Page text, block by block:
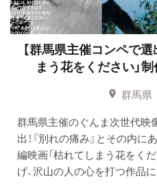
【群馬県主催コンペで選
まう花をください」
群馬県
群馬県主催のぐんま次世代映
出！『別れの痛み』とその内に
編映画「枯れてしまう花をく
げ、沢山の人の心を打つ作品に